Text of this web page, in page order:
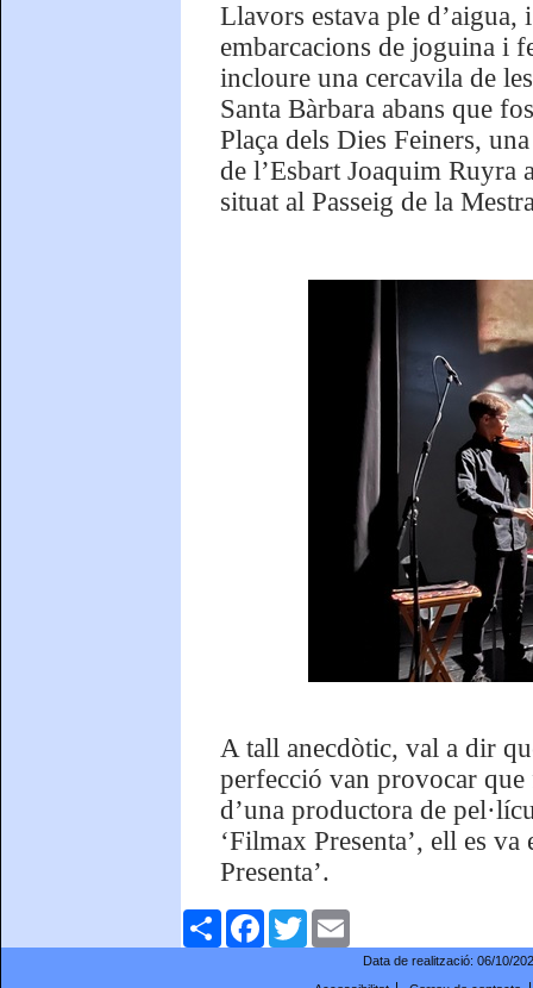
Llavors estava ple d’aigua,
embarcacions de joguina i
incloure una cercavila de
Santa Bàrbara abans que
Plaça dels Dies Feiners,
de l’Esbart Joaquim Ruyra
situat al Passeig de la
A tall anecdòtic, val a dir
perfecció van provocar que
d’una productora de
‘Filmax Presenta’, ell es
Presenta’.
ComparteixFacebookTwitter
Data de realització: 06/10/